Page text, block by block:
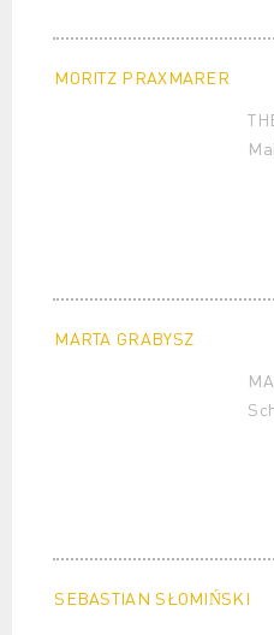
MORITZ PRAXMARER
MARTA GRABYSZ
SEBASTIAN SŁOMIŃSKI